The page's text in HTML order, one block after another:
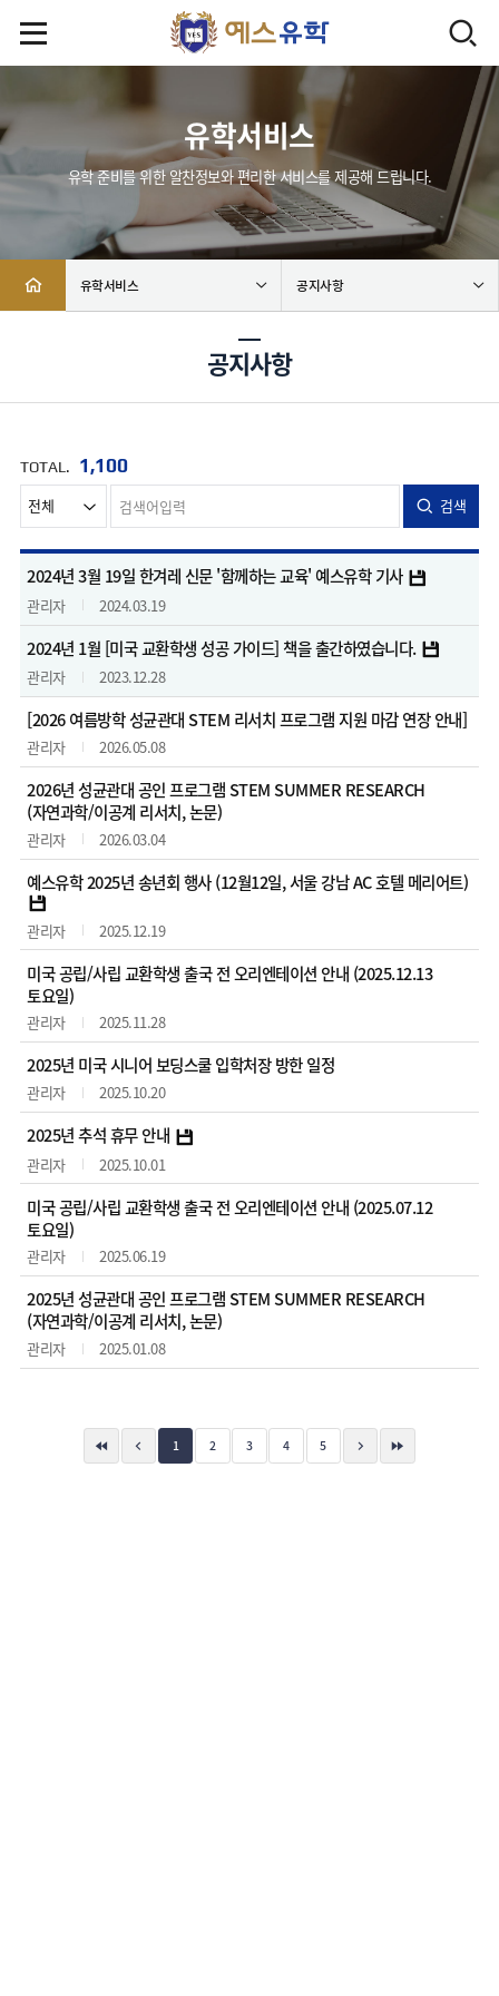
유학서비스
유학 준비를 위한 알찬정보와 편리한 서비스를 제공해 드립니다.
유학서비스 공지사항
공지사항
TOTAL. 1,100
검색
2024년 3월 19일 한겨레 신문 '함께하는 교육' 예스유학 기사
관리자 2024.03.19
2024년 1월 [미국 교환학생 성공 가이드] 책을 출간하였습니다.
관리자 2023.12.28
[2026 여름방학 성균관대 STEM 리서치 프로그램 지원 마감 연장 안내]
관리자 2026.05.08
2026년 성균관대 공인 프로그램 STEM SUMMER RESEARCH
(자연과학/이공계 리서치, 논문)
관리자 2026.03.04
예스유학 2025년 송년회 행사 (12월12일, 서울 강남 AC 호텔 메리어트)
관리자 2025.12.19
미국 공립/사립 교환학생 출국 전 오리엔테이션 안내 (2025.12.13
토요일)
관리자 2025.11.28
2025년 미국 시니어 보딩스쿨 입학처장 방한 일정
관리자 2025.10.20
2025년 추석 휴무 안내
관리자 2025.10.01
미국 공립/사립 교환학생 출국 전 오리엔테이션 안내 (2025.07.12
토요일)
관리자 2025.06.19
2025년 성균관대 공인 프로그램 STEM SUMMER RESEARCH
(자연과학/이공계 리서치, 논문)
관리자 2025.01.08
1 2 3 4 5